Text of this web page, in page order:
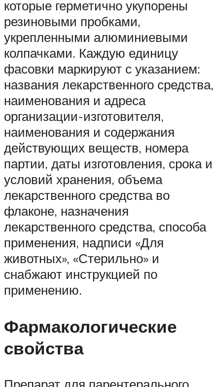
которые герметично укупорены
резиновыми пробками,
укрепленными алюминиевыми
колпачками. Каждую единицу
фасовки маркируют с указанием:
названия лекарственного средства,
наименования и адреса
организации-изготовителя,
наименования и содержания
действующих веществ, номера
партии, даты изготовления, срока и
условий хранения, объема
лекарственного средства во
флаконе, назначения
лекарственного средства, способа
применения, надписи «Для
животных», «Стерильно» и
снабжают инструкцией по
применению.
Фармакологические
свойства